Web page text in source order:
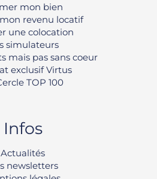
mon bien
revenu locatif
une colocation
simulateurs
mais pas sans coeur
exclusif Virtus
TOP 100
Infos
Actualités
newsletters
Rechercher